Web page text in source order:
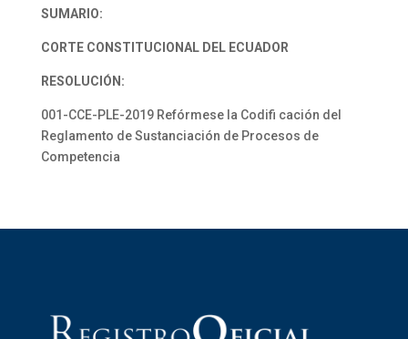
SUMARIO:
CORTE CONSTITUCIONAL DEL ECUADOR
RESOLUCIÓN:
001-CCE-PLE-2019 Refórmese la Codifi cación del
Reglamento de Sustanciación de Procesos de
Competencia